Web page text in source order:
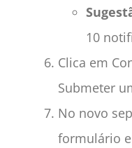
10
Clica em
Submeter
No novo
formulário